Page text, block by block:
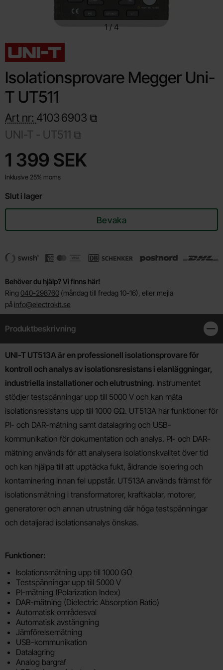
1 / 4
Isolationsprovare Megger Uni-
T UT511
Art nr: 41036903
UNI-T - UT511
pris
1 399 SEK
Inklusive 25% moms
Slut i lager
Bevaka
Behöver du hjälp? Vi finns här!
Ring 040-298760 (måndag till fredag 10-16), eller mejla
på info@electrokit.se
Produktbeskrivning
Produktbeskrivning
UNI-T UT513A är en professionell isolationsprovare för
kontroll och analys av isolationsresistans i elanläggningar,
industriella installationer och elutrustning. Instrumentet
stödjer testspänningar upp till 5000 V och kan mäta
isolationsresistans upp till 1000 GΩ. UT513A har funktioner för
PI- och DAR-mätning samt datalagring och USB-
kommunikation för dokumentation och analys. PI- och DAR-
mätning används för att analysera isolationskvalitet över tid
och kan hjälpa till att upptäcka fukt, åldrande isolering och
kontaminering innan fel uppstår. UT513A används främst för
isolationsmätning i transformatorer, kraftkablar, motorer,
generatorer och annan utrustning där höga testspänningar
och detaljerad isolationsanalys önskas.
Funktioner:
Isolationsmätning upp till 1000 GΩ
Testspänningar upp till 5000 V
PI-mätning (Polarization Index)
DAR-mätning (Dielectric Absorption Ratio)
Automatisk områdesval
Automatisk avstängning
Jämförelsemätning
USB-kommunikation
Datalagring
Analog bargraf